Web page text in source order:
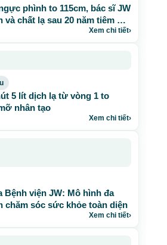
phình to 115cm, bác sĩ JW
và chất lạ sau 20 năm tiêm mỡ
Xem chi tiết›
5 lít dịch lạ từ vòng 1 to
nhân tạo
Xem chi tiết›
Bệnh viện JW: Mô hình đa
chăm sóc sức khỏe toàn diện
Xem chi tiết›